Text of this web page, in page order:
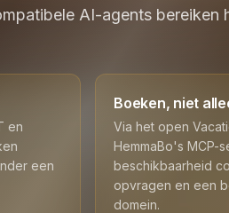
AI-agents
en
een
Boeken, niet
Via het open
HemmaBo's MCP-
beschikbaarheid
opvragen en een
domein.